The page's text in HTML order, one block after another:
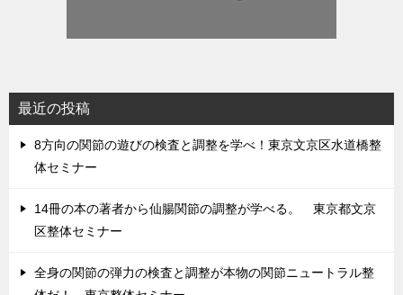
最近の投稿
8方向の関節の遊びの検査と調整を学べ！東京文京区水道橋整
体セミナー
14冊の本の著者から仙腸関節の調整が学べる。 東京都文京
区整体セミナー
全身の関節の弾力の検査と調整が本物の関節ニュートラル整